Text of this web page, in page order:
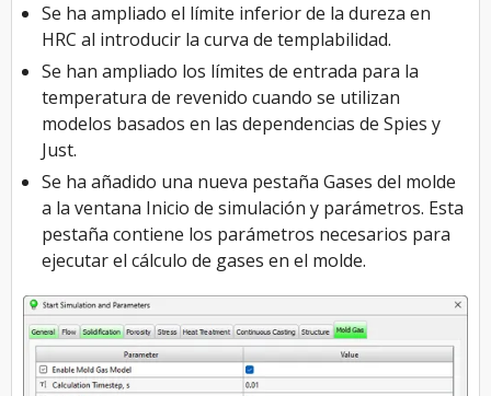
Se ha ampliado el límite inferior de la dureza en
HRC al introducir la curva de templabilidad.
Se han ampliado los límites de entrada para la
temperatura de revenido cuando se utilizan
modelos basados en las dependencias de Spies y
Just.
Se ha añadido una nueva pestaña Gases del molde
a la ventana Inicio de simulación y parámetros. Esta
pestaña contiene los parámetros necesarios para
ejecutar el cálculo de gases en el molde.